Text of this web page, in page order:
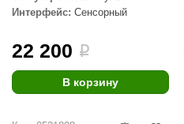
Интерфейс: Сенсорный
22 200 i
В корзину